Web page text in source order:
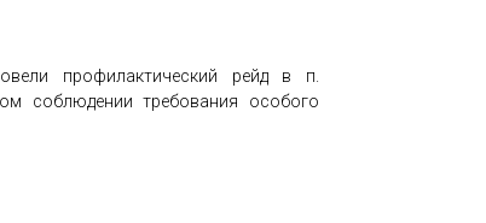
профилактический рейд в п.
соблюдении требования особого